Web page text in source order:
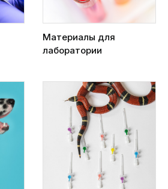
Материалы для
лаборатории